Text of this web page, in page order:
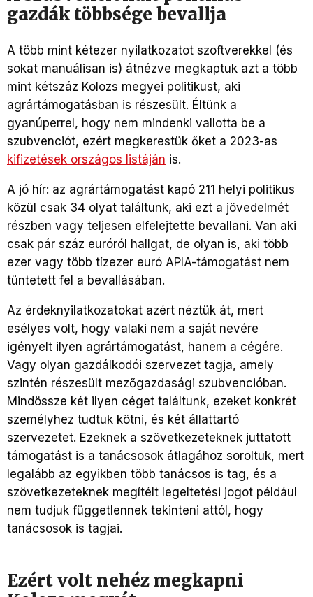
gazdák többsége bevallja
A több mint kétezer nyilatkozatot szoftverekkel (és
sokat manuálisan is) átnézve megkaptuk azt a több
mint kétszáz Kolozs megyei politikust, aki
agrártámogatásban is részesült. Éltünk a
gyanúperrel, hogy nem mindenki vallotta be a
szubvenciót, ezért megkerestük őket a 2023-as
kifizetések országos listáján is.
A jó hír: az agrártámogatást kapó 211 helyi politikus
közül csak 34 olyat találtunk, aki ezt a jövedelmét
részben vagy teljesen elfelejtette bevallani. Van aki
csak pár száz euróról hallgat, de olyan is, aki több
ezer vagy több tízezer euró APIA-támogatást nem
tüntetett fel a bevallásában.
Az érdeknyilatkozatokat azért néztük át, mert
esélyes volt, hogy valaki nem a saját nevére
igényelt ilyen agrártámogatást, hanem a cégére.
Vagy olyan gazdálkodói szervezet tagja, amely
szintén részesült mezőgazdasági szubvencióban.
Mindössze két ilyen céget találtunk, ezeket konkrét
személyhez tudtuk kötni, és két állattartó
szervezetet. Ezeknek a szövetkezeteknek juttatott
támogatást is a tanácsosok átlagához soroltuk, mert
legalább az egyikben több tanácsos is tag, és a
szövetkezeteknek megítélt legeltetési jogot például
nem tudjuk függetlennek tekinteni attól, hogy
tanácsosok is tagjai.
Ezért volt nehéz megkapni